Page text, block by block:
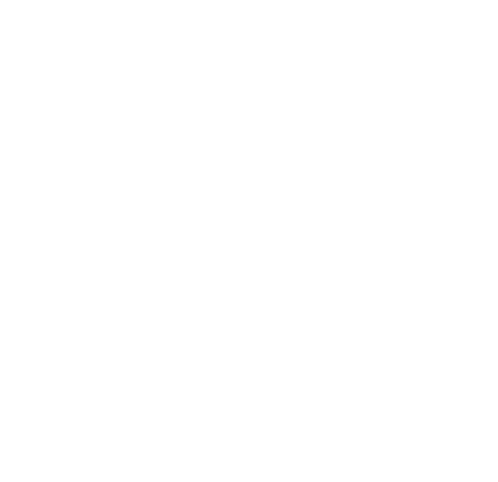
biến vân tay được tích hợp khéo léo vào nút nguồn ở cạnh bên,
gàng, tạo điểm nhấn tinh tế cho mặt lưng.